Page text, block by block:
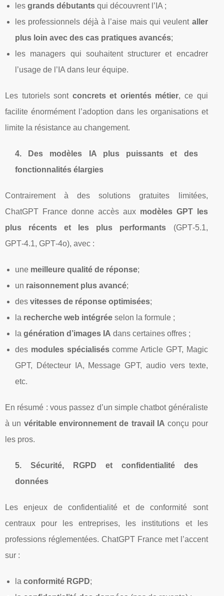
les grands débutants qui découvrent l’IA ;
les professionnels déjà à l’aise mais qui veulent aller
plus loin avec des cas pratiques avancés;
les managers qui souhaitent structurer et encadrer
l’usage de l’IA dans leur équipe.
Les tutoriels sont concrets et orientés métier, ce qui
facilite énormément l’adoption dans les organisations et
limite la résistance au changement.
4. Des modèles IA plus puissants et des
fonctionnalités élargies
Contrairement à des solutions gratuites limitées,
ChatGPT France donne accès aux modèles GPT les
plus récents et les plus performants (GPT‑5.1,
GPT‑4.1, GPT‑4o), avec :
une meilleure qualité de réponse;
un raisonnement plus avancé;
des vitesses de réponse optimisées;
la recherche web intégrée selon la formule ;
la génération d’images IA dans certaines offres ;
des modules spécialiséscomme Article GPT, Magic
GPT, Détecteur IA, Message GPT, audio vers texte,
etc.
En résumé : vous passez d’un simple chatbot généraliste
à un véritable environnement de travail IA conçu pour
les pros.
5. Sécurité, RGPD et confidentialité des
données
Les enjeux de confidentialité et de conformité sont
centraux pour les entreprises, les institutions et les
professions réglementées. ChatGPT France met l’accent
sur :
la conformité RGPD;